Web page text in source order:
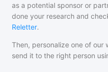
as a potential sponsor or
done your research and
Reletter.
Then, personalize one of
send it to the right person